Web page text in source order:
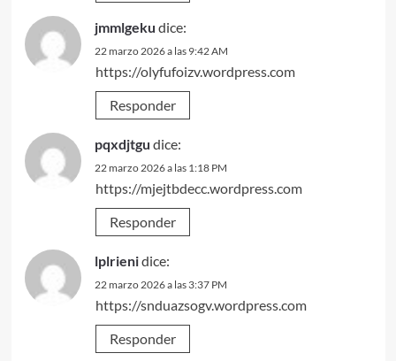
jmmlgeku dice:
22 marzo 2026 a las 9:42 AM
https://olyfufoizv.wordpress.com
Responder
pqxdjtgu dice:
22 marzo 2026 a las 1:18 PM
https://mjejtbdecc.wordpress.com
Responder
lplrienidice:
22 marzo 2026 a las 3:37 PM
https://snduazsogv.wordpress.com
Responder